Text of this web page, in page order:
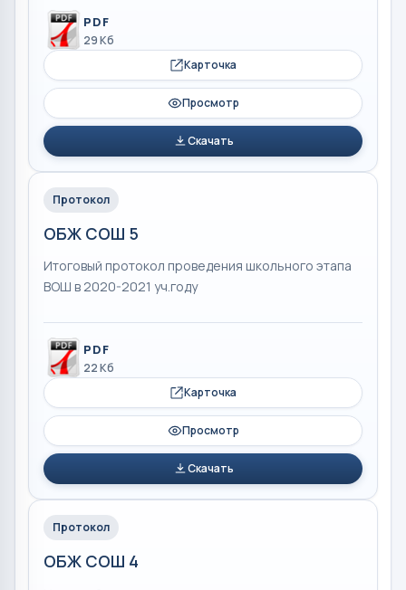
PDF
29 Кб
Карточка
Просмотр
Скачать
Протокол
ОБЖ СОШ 5
Итоговый протокол проведения школьного этапа
ВОШ в 2020-2021 уч.году
PDF
22 Кб
Карточка
Просмотр
Скачать
Протокол
ОБЖ СОШ 4